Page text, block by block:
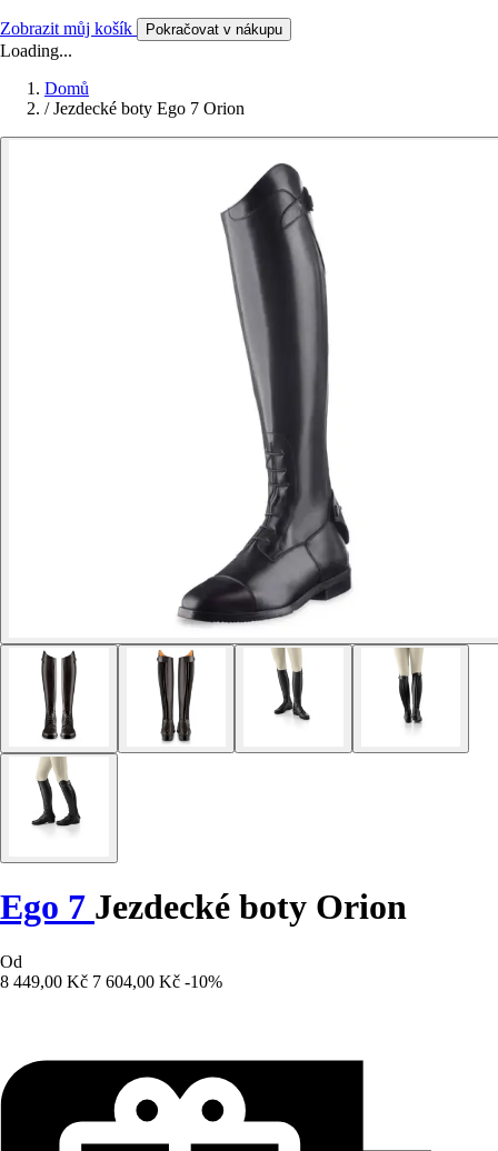
Zobrazit můj košík Pokračovat v nákupu
Loading...
Domů
/ Jezdecké boty Ego 7 Orion
Ego 7 Jezdecké boty Orion
Od
8 449,00 Kč 7 604,00 Kč -10%